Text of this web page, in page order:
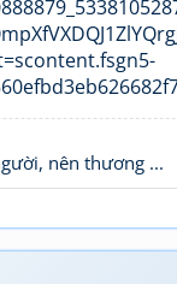
nên thương ...